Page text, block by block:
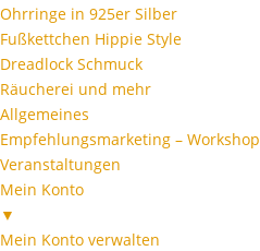
Ohrringe in 925er Silber
Fußkettchen Hippie Style
Dreadlock Schmuck
Räucherei und mehr
Allgemeines
Empfehlungsmarketing – Workshop
Veranstaltungen
Mein Konto
▼
Mein Konto verwalten